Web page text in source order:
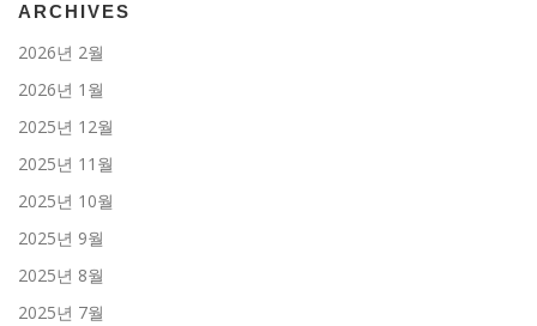
ARCHIVES
2026년 2월
2026년 1월
2025년 12월
2025년 11월
2025년 10월
2025년 9월
2025년 8월
2025년 7월